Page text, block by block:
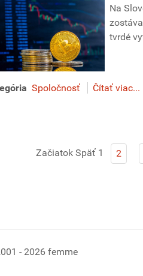
Na
tvrdé
Spoločnosť Čítať viac...
Začiatok Späť 1 2
- 2026 femme